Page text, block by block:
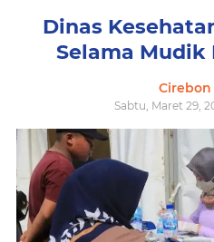
Dinas
Selama Mudik
Cirebon
Sabtu, Maret 29,